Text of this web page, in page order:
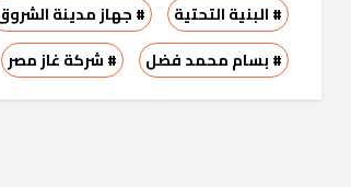
# البنية التحتية # جهاز مدينة
# بسام محمد فضل
# شركة غاز مصر